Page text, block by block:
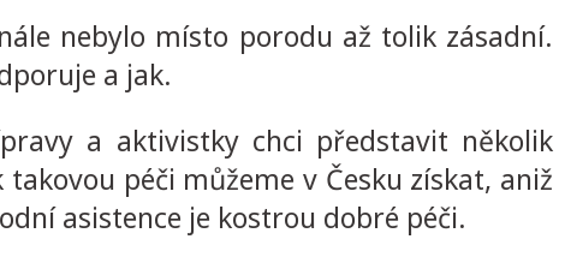
nebylo místo porodu až tolik zásadní.
a jak.
a aktivistky chci představit několik
péči můžeme v Česku získat, aniž
asistence je kostrou dobré péči.